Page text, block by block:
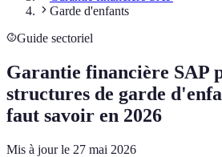
Garde d'enfants
Guide sectoriel
Garantie financière SAP
structures de garde
faut savoir en 2026
Mis à jour le 27 mai 2026